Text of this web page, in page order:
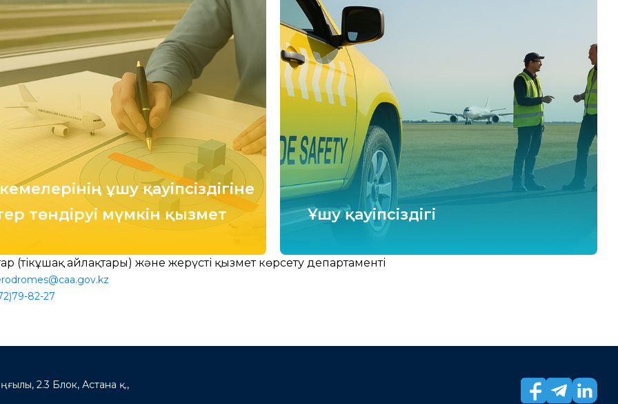
кемелерінің ұшу қауіпсіздігіне
төндіруі мүмкін қызмет
Ұшу қауіпсіздігі
(тікұшақ айлақтары) және жерүсті қызмет көрсету департаменті
82-27
2.3 Блок, Астана қ.,